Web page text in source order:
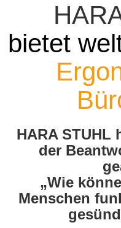
bietet
HARA STUHL
der
„Wie
Menschen